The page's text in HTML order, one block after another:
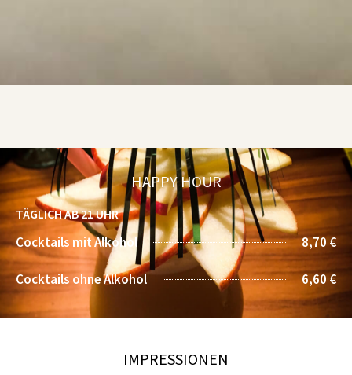
HAPPY HOUR
TÄGLICH AB 21 UHR
Cocktails mit Alkohol 8,70 €
Cocktails ohne Alkohol 6,60 €
IMPRESSIONEN